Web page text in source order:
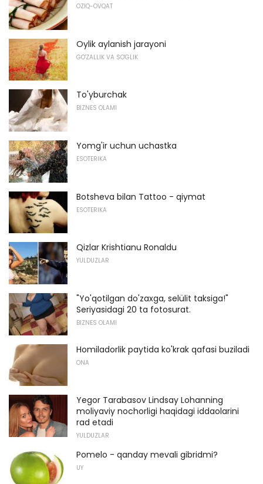
OZIQ-OVQAT
Oylik aylanish jarayoni
GO'ZALLIK VA SO'GLIK
To'yburchak
BIZNES OLAMI
Yomg'ir uchun uchastka
ESOTERIKA
Botsheva bilan Tattoo - qiymat
ESOTERIKA
Qizlar Krishtianu Ronaldu
YULDUZLAR
"Yo'qotilgan do'zaxga, selülit taksiga!"
Seriyasidagi 20 ta fotosurat.
BIZNES OLAMI
Homiladorlik paytida ko'krak qafasi buziladi
ONA
Yegor Tarabasov Lindsay Lohanning
moliyaviy nochorligi haqidagi iddaolarini
rad etadi
YULDUZLAR
Pomelo - qanday mevali gibridmi?
UY